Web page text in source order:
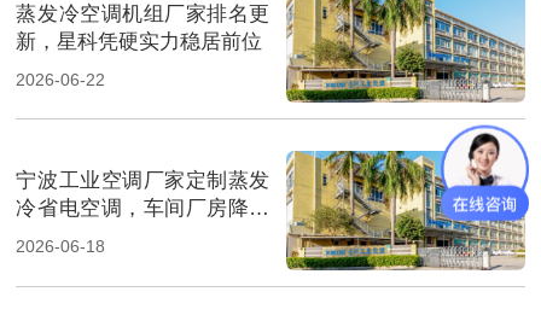
蒸发冷空调机组厂家排名更
新，星科凭硬实力稳居前位
2026-06-22
宁波工业空调厂家定制蒸发
冷省电空调，车间厂房降温
省电
2026-06-18